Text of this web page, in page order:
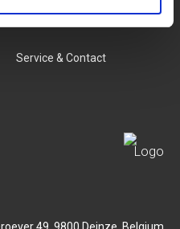
Login
Service & Contact